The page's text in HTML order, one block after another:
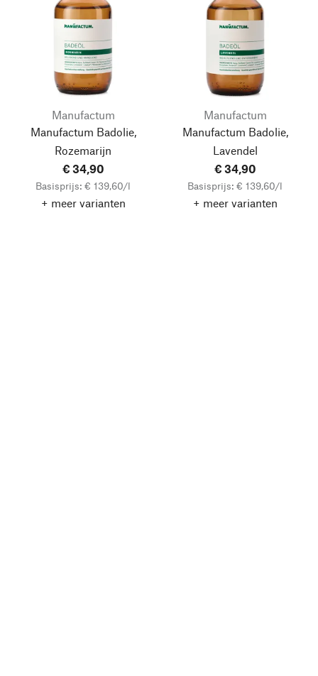
Manufactum
Manufactum Badolie,
Rozemarijn
€ 34,90
Basisprijs: € 139,60/l
+ meer varianten
Manufactum
Manufactum Badolie,
Lavendel
€ 34,90
Basisprijs: € 139,60/l
+ meer varianten